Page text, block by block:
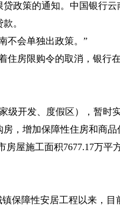
政策的通知。中国银行
。
不会单独出政策。”
住房限购令的取消，银行
级开发、度假区），暂时
，增加保障性住房和商
房屋施工面积7677.17万平
保障性安居工程以来，目